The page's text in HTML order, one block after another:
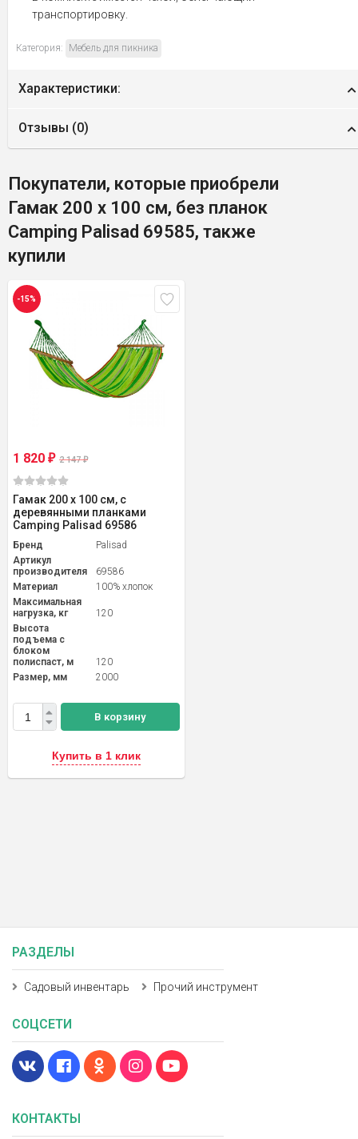
транспортировку.
Категория: Мебель для пикника
Характеристики:
Отзывы (0)
Покупатели, которые приобрели
Гамак 200 х 100 см, без планок
Camping Palisad 69585, также
купили
-15%
1 820 ₽ 2 147₽
Гамак 200 х 100 см, с
деревянными планками
Camping Palisad 69586
Бренд
Palisad
Артикул
производителя
69586
Материал
100% хлопок
Максимальная
нагрузка, кг
120
Высота
подъема с
блоком
полиспаст, м
120
Размер, мм
2000
В корзину
Купить в 1 клик
КОНТАКТЫ
РАЗДЕЛЫ
Садовый инвентарь Прочий инструмент
СОЦСЕТИ